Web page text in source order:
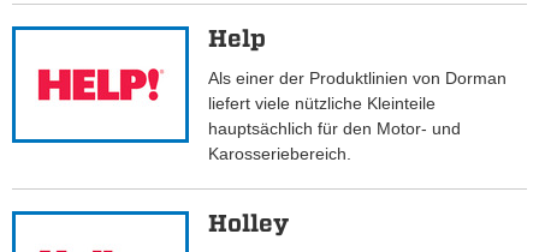
Help
Als einer der Produktlinien von Dorman
liefert viele nützliche Kleinteile
hauptsächlich für den Motor- und
Karosseriebereich.
Holley